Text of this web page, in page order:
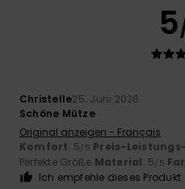
5
Christelle25. Juni 2026
Schöne Mütze
Original anzeigen - Français
Komfort: 5/5 Preis-
Perfekte Größe Material: 5/5
Ich empfehle dieses Produkt